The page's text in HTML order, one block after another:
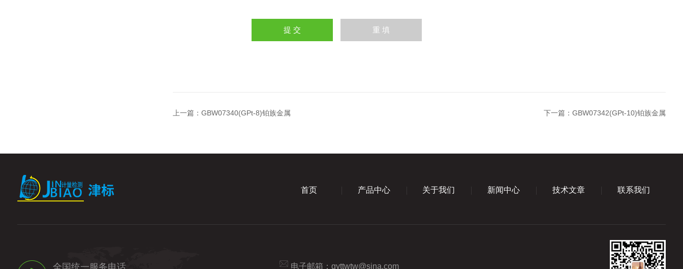
上一篇：GBW07340(GPt-8)铂族金属 下一篇：GBW07342(GPt-10)铂族金属
首页 产品中心 关于我们 新闻中心 技术文章 联系我们
全国统一服务电话 电子邮箱：gyttwtw@sina.com